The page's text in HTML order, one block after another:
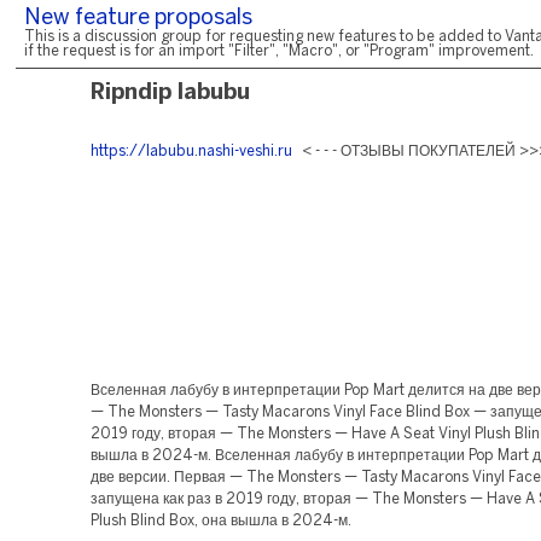
New feature proposals
This is a discussion group for requesting new features to be added to
if the request is for an import "Filter", "Macro", or "Program" improvement.
Ripndip labubu
https://labubu.nashi-veshi.ru < - - - ОТЗЫВЫ ПОКУПАТЕЛЕЙ
Вселенная лабубу в интерпретации Pop Mart делится на две
— The Monsters — Tasty Macarons Vinyl Face Blind Box —
2019 году, вторая — The Monsters — Have A Seat Vinyl Plush
вышла в 2024-м. Вселенная лабубу в интерпретации Pop Mart
две версии. Первая — The Monsters — Tasty Macarons Vinyl
запущена как раз в 2019 году, вторая — The Monsters — Have A
Plush Blind Box, она вышла в 2024-м.